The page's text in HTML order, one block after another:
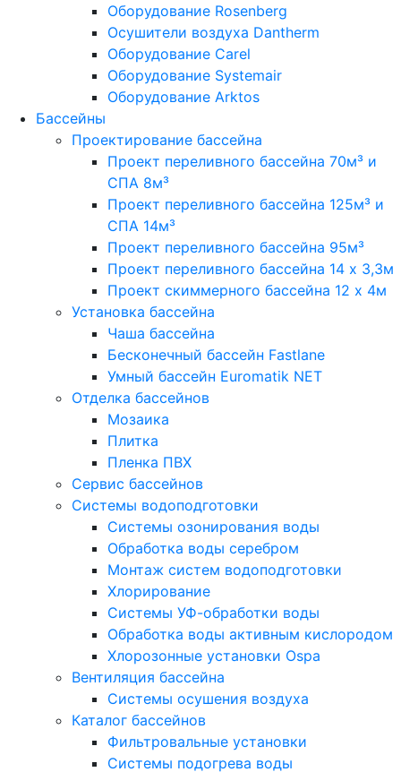
Оборудование Rosenberg
Осушители воздуха Dantherm
Оборудование Carel
Оборудование Systemair
Оборудование Arktos
Бассейны
Проектирование бассейна
Проект переливного бассейна 70м³ и
СПА 8м³
Проект переливного бассейна 125м³ и
СПА 14м³
Проект переливного бассейна 95м³
Проект переливного бассейна 14 х 3,3м
Проект скиммерного бассейна 12 х 4м
Установка бассейна
Чаша бассейна
Бесконечный бассейн Fastlane
Умный бассейн Euromatik NET
Отделка бассейнов
Мозаика
Плитка
Пленка ПВХ
Сервис бассейнов
Системы водоподготовки
Системы озонирования воды
Обработка воды серебром
Монтаж систем водоподготовки
Хлорирование
Системы УФ-обработки воды
Обработка воды активным кислородом
Хлорозонные установки Ospa
Вентиляция бассейна
Системы осушения воздуха
Каталог бассейнов
Фильтровальные установки
Системы подогрева воды